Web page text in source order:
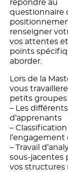
répondre au
questionnaire
renseigner
vos attentes
points
aborder.
Lors de la
vous
petits groupes
– Les
d’apprenants
–
– Travail
sous-jacentes
vos structures